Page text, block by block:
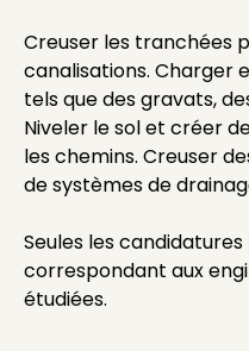
Creuser les tranchées
canalisations. Charger
tels que des gravats,
Niveler le sol et créer
les chemins. Creuser
de systèmes de
Seules les candidatures
correspondant aux
étudiées.